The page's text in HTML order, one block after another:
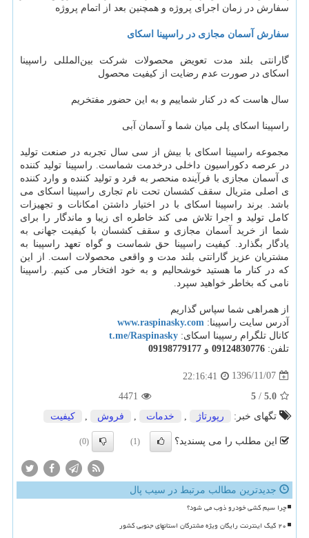
سفارش در زمان اجرای پروژه و همچنین بعد از اتمام پروژه
سفارش آسمان مجازی در راسپینا اسکای
گارانتی بلند مدت تعویض محصولات شرکت بین‌المللی راسپینا
اسکای در صورت عدم رضایت از کیفیت محصول
سال هاست که در کنار شماییم و به این حضور مفتخریم
راسپینا اسکای پلی میان شما و آسمان آبی
مجموعه راسپینا اسکای با بیش از سی سال تجربه در صنعت تولید
در عرصه دکوراسیون داخلی درخدمت شماست. راسپینا تولید کننده
ی آسمان مجازی با فرآینده منحصر به فرد و تولید کننده و وارد کننده
ی اصلی متریال سقف کشسان تحت نام تجاری راسپینا اسکای می
باشد. برند راسپینا اسکای با در اختیار داشتن امکانات و تجهیزات
کامل تولید و اجرا تلاش می کند خاطره ای زیبا و ماندگار را برای
شما از خرید آسمان مجازی و سقف کشسان با کیفیت جهانی به
یادگار بگذارد. کیفیت راسپینا حق شماست و گواه تعهد راسپینا به
مشتریان عزیز گارانتی بلند مدت و واقعی محصولات است. از این
که در کنار ما هستید خوشحالیم و به خود افتخار می کنیم. راسپینا
نامی که بخاطر خواهید سپرد.
از همراهی شما سپاس گذاریم
آدرس سایت راسپینا: www.raspinasky.com
کانال تلگرام رسپینا اسکای: t.me/Raspinasky
تلفن: 09124830776 و 09198779177
1396/11/07
22:16:41
5.0
/
5
4471
تگهای خبر:
رپورتاژ خدمات فروش كیفیت
این مطلب را می پسندید؟ (1)
(0)
جدیدترین مطالب مرتبط در سیب پال
چرا سیم کشی خودرو ذوب می شود؟
۲۰ گیگ اینترنت رایگان ویژه مشترکان استانهای جنوبی کشور